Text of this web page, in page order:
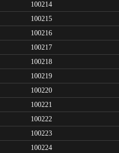
100214
100215
100216
100217
100218
100219
100220
100221
100222
100223
100224